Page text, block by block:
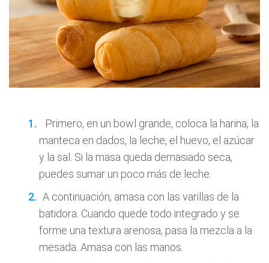
Primero, en un bowl grande, coloca la harina, la
manteca en dados, la leche, el huevo, el azúcar
y la sal. Si la masa queda demasiado seca,
puedes sumar un poco más de leche.
A continuación, amasa con las varillas de la
batidora. Cuando quede todo integrado y se
forme una textura arenosa, pasa la mezcla a la
mesada. Amasa con las manos.